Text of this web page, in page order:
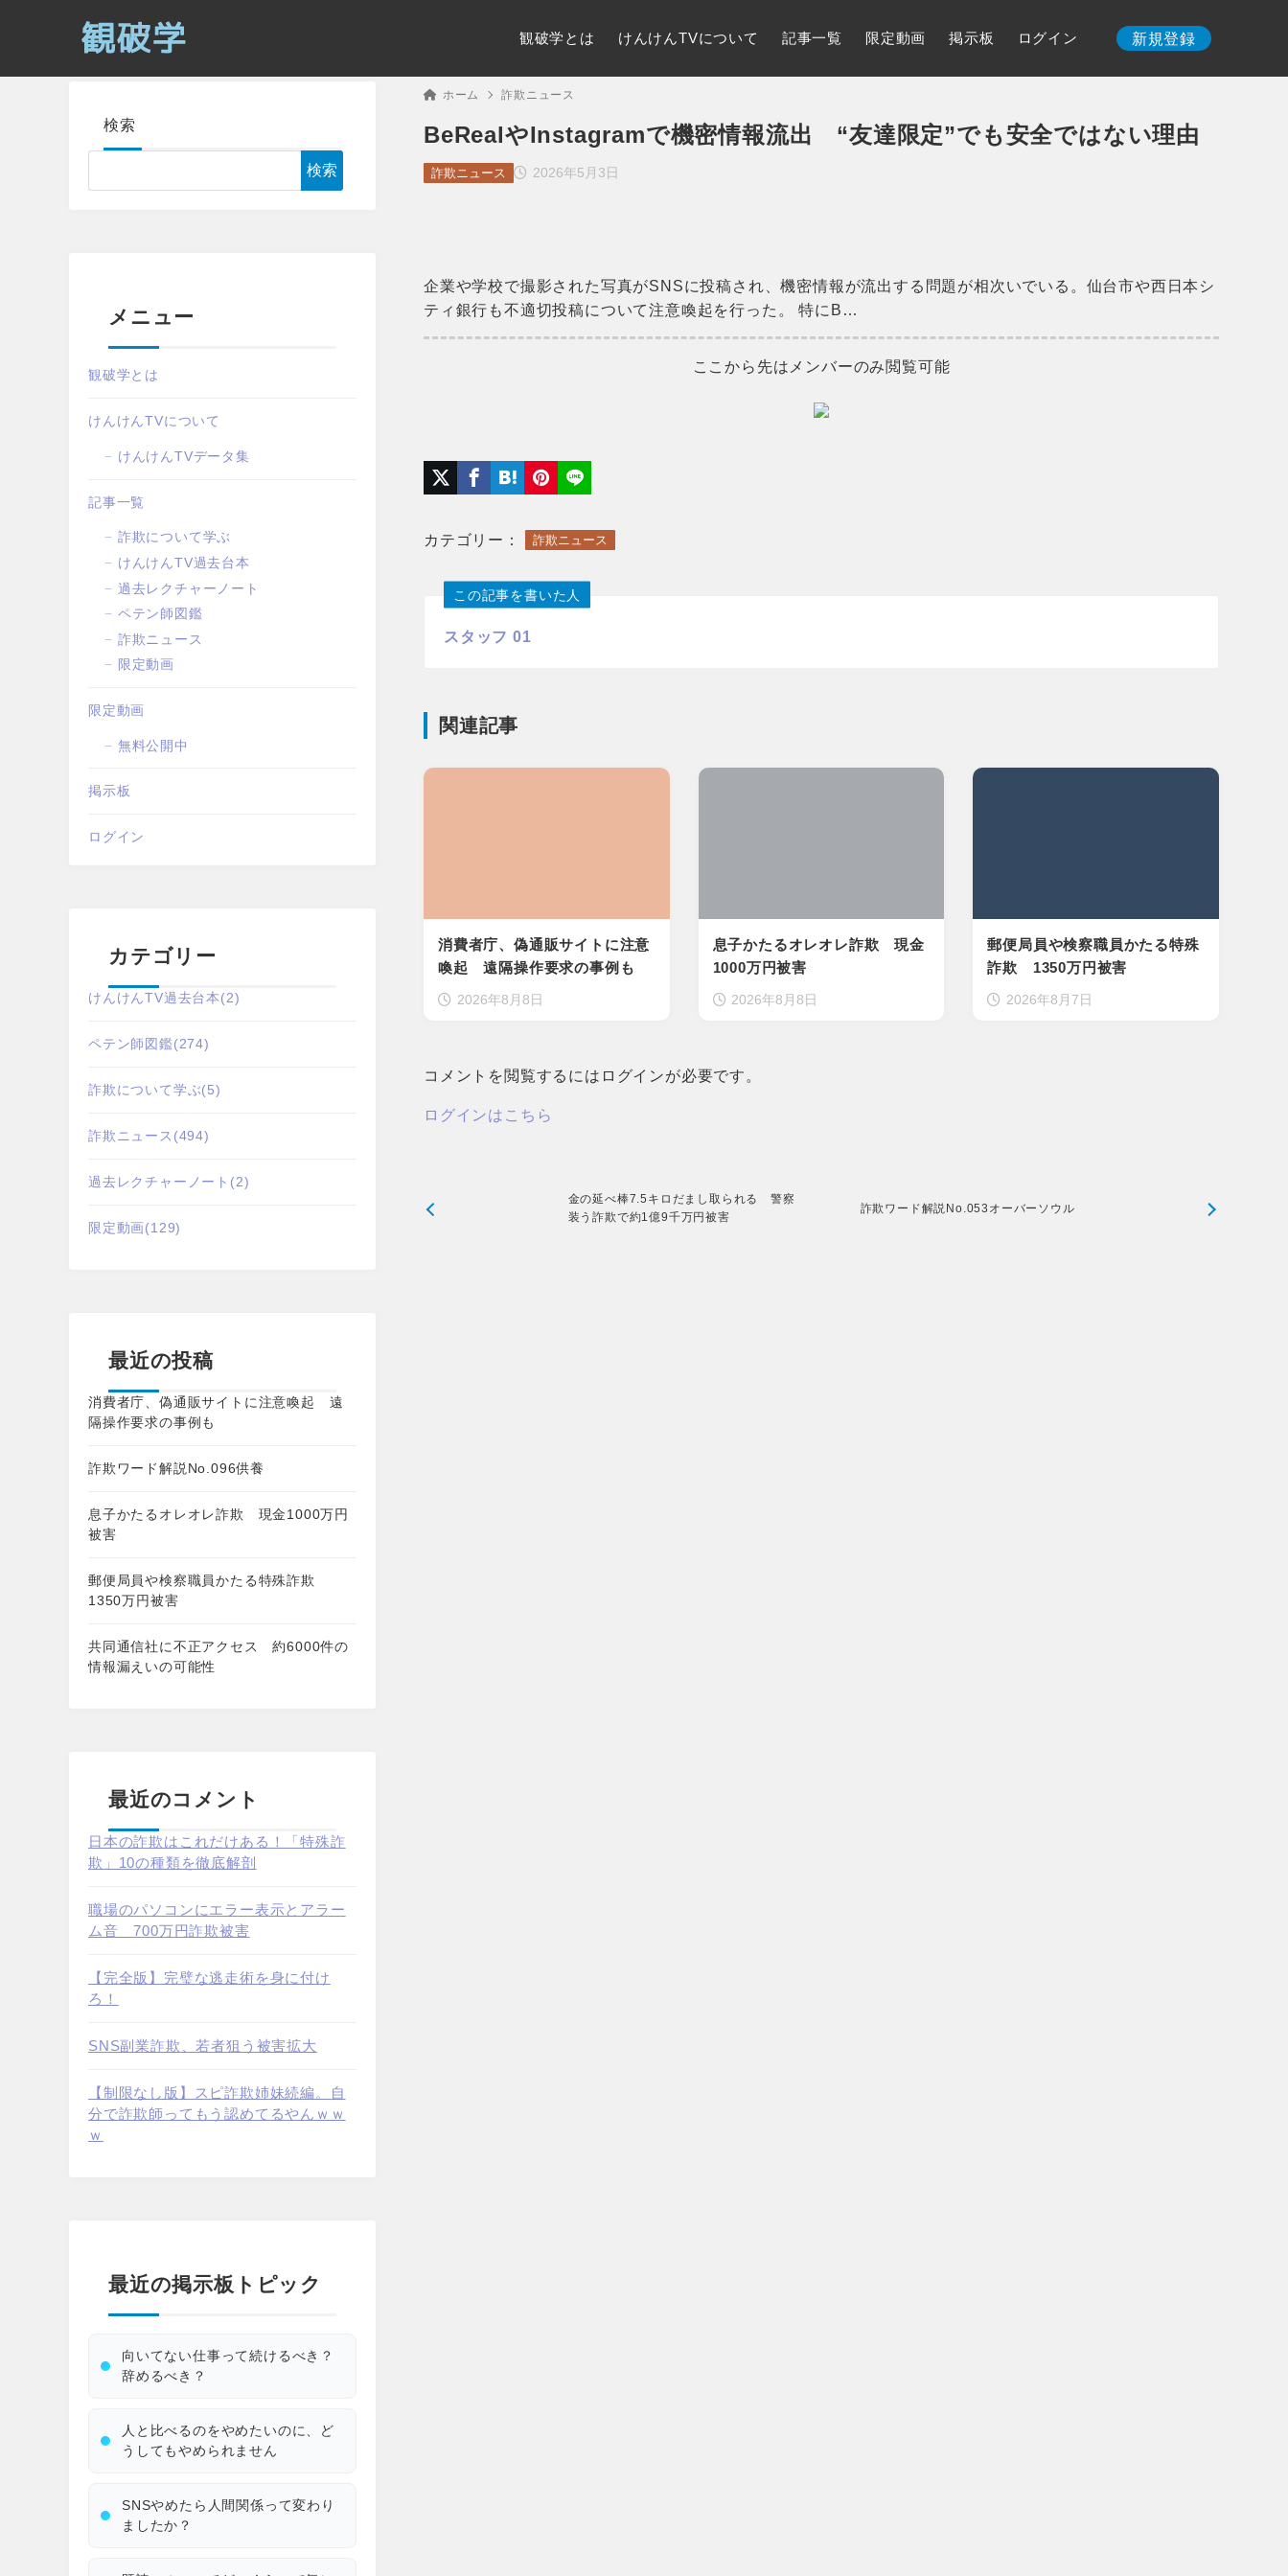
観破学とは けんけんTVについて 記事一覧 限定動画 掲示板 ログイン 新規登録
ホーム 詐欺ニュース
BeRealやInstagramで機密情報流出 “友達限定”でも安全ではない理由
2026年5月3日
詐欺ニュース
企業や学校で撮影された写真がSNSに投稿され、機密情報が流出する問題が相次いでいる。仙台市や西日本シ
ティ銀行も不適切投稿について注意喚起を行った。 特にB…
ここから先はメンバーのみ閲覧可能
カテゴリー： 詐欺ニュース
この記事を書いた人
スタッフ 01
関連記事
消費者庁、偽通販サイトに注意
喚起 遠隔操作要求の事例も
2026年8月8日
息子かたるオレオレ詐欺 現金
1000万円被害
2026年8月8日
郵便局員や検察職員かたる特殊
詐欺 1350万円被害
2026年8月7日
コメントを閲覧するにはログインが必要です。
ログインはこちら
金の延べ棒7.5キロだまし取られる 警察
装う詐欺で約1億9千万円被害
詐欺ワード解説No.053オーバーソウル
検索
検索
メニュー
観破学とは
けんけんTVについて
けんけんTVデータ集
記事一覧
詐欺について学ぶ
けんけんTV過去台本
過去レクチャーノート
ペテン師図鑑
詐欺ニュース
限定動画
限定動画
無料公開中
掲示板
ログイン
カテゴリー
けんけんTV過去台本(2)
ペテン師図鑑(274)
詐欺について学ぶ(5)
詐欺ニュース (494)
過去レクチャーノート (2)
限定動画(129)
最近の投稿
消費者庁、偽通販サイトに注意喚起 遠
隔操作要求の事例も
詐欺ワード解説No.096供養
息子かたるオレオレ詐欺 現金1000万円
被害
郵便局員や検察職員かたる特殊詐欺
1350万円被害
共同通信社に不正アクセス 約6000件の
情報漏えいの可能性
最近のコメント
日本の詐欺はこれだけある！「特殊詐
欺」10の種類を徹底解剖
職場のパソコンにエラー表示とアラー
ム音 700万円詐欺被害
【完全版】完璧な逃走術を身に付け
ろ！
SNS副業詐欺、若者狙う被害拡大
【制限なし版】スピ詐欺姉妹続編。自
分で詐欺師ってもう認めてるやんｗｗ
ｗ
最近の掲示板トピック
向いてない仕事って続けるべき？
辞めるべき？
人と比べるのをやめたいのに、ど
うしてもやめられません
SNSやめたら人間関係って変わり
ましたか？